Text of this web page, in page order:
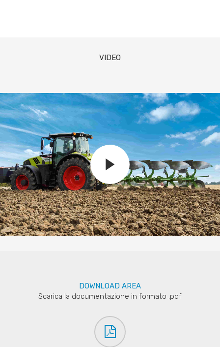
VIDEO
DOWNLOAD AREA
Scarica la documentazione in formato .pdf